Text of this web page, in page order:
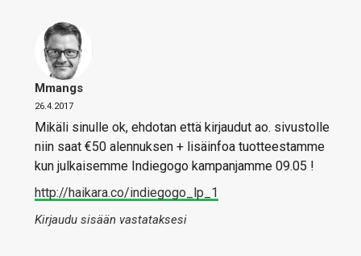
Mmangs
26.4.2017
Mikäli sinulle ok, ehdotan että kirjaudut ao. sivustolle
niin saat €50 alennuksen + lisäinfoa tuotteestamme
kun julkaisemme Indiegogo kampanjamme 09.05 !
http://haikara.co/indiegogo_lp_1
Kirjaudu sisään vastataksesi